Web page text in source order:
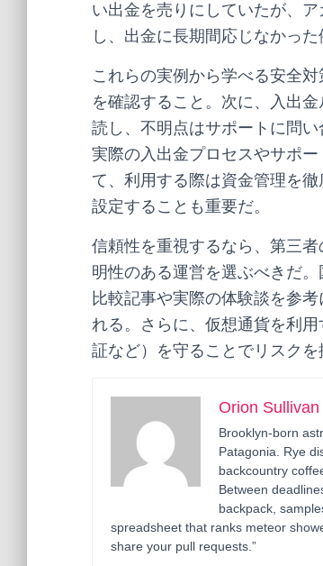
い出金を売りにしていたが、
し、出金に長期間応じなかった
これらの実例から学べる安全
を確認すること。次に、入出
読し、不明点はサポートに問
実際の入出金プロセスやサポ
て、利用する際は資金管理を
設定することも重要だ。
信頼性を重視するなら、第三
明性のある運営を選ぶべきだ。
比較記事や実際の体験談を参
れる。さらに、仮想通貨を利
証など）を守ることでリスクを
Orion Sullivan
Brooklyn-born
Patagonia. Rye
backcountry
Between
backpack,
spreadsheet that ranks meteor
share your pull requests.”